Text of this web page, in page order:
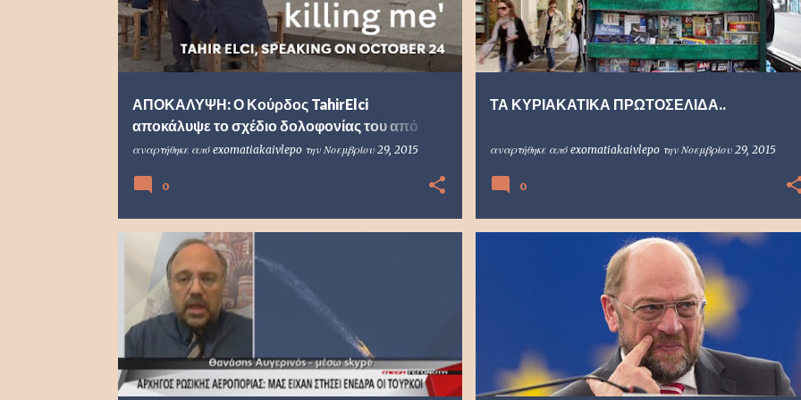
ΑΠΟΚΑΛΥΨΗ: Ο Κούρδος TahirElci
αποκάλυψε το σχέδιο δολοφονίας του από
τους Τούρκους λίγες ημέρες πριν
αναρτήθηκε από exomatiakaivlepo την Νοεμβρίου 29, 2015
0
ΤΑ ΚΥΡΙΑΚΑΤΙΚΑ ΠΡΩΤΟΣΕΛΙΔΑ..
αναρτήθηκε από exomatiakaivlepo την Νοεμβρίου 29, 2015
0